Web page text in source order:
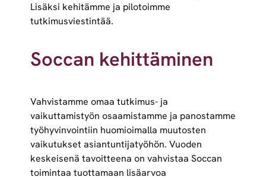
Lisäksi kehitämme ja pilotoimme
tutkimusviestintää.
Soccan kehittäminen
Vahvistamme omaa tutkimus- ja
vaikuttamistyön osaamistamme ja panostamme
työhyvinvointiin huomioimalla muutosten
vaikutukset asiantuntijatyöhön. Vuoden
keskeisenä tavoitteena on vahvistaa Soccan
toimintaa tuottamaan lisäarvoa